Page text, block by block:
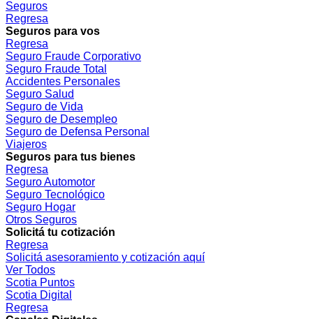
Seguros
Regresa
Seguros para vos
Regresa
Seguro Fraude Corporativo
Seguro Fraude Total
Accidentes Personales
Seguro Salud
Seguro de Vida
Seguro de Desempleo
Seguro de Defensa Personal
Viajeros
Seguros para tus bienes
Regresa
Seguro Automotor
Seguro Tecnológico
Seguro Hogar
Otros Seguros
Solicitá tu cotización
Regresa
Solicitá asesoramiento y cotización aquí
Ver Todos
Scotia Puntos
Scotia Digital
Regresa